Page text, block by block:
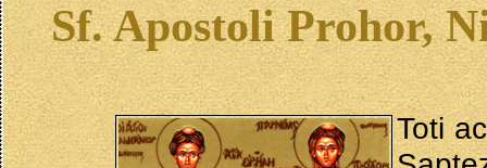
Sf. Apostoli Prohor,
Toti